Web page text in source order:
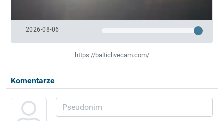
2026-08-06
https://balticlivecam.com/
Komentarze